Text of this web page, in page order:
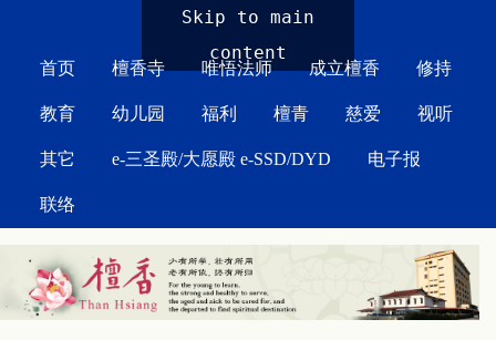
Skip to main
content
首页 檀香寺 唯悟法师 成立檀香 修持
教育 幼儿园 福利 檀青 慈爱 视听
其它 e-三圣殿/大愿殿 e-SSD/DYD 电子报
联络